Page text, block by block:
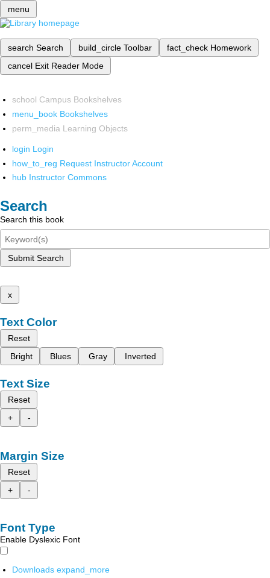
menu
search Search build_circle Toolbar fact_check Homework
cancel Exit Reader Mode
school Campus Bookshelves
menu_book Bookshelves
perm_media Learning Objects
login Login
how_to_reg Request Instructor Account
hub Instructor Commons
Search
Search this book
Submit Search
x
Text Color
Reset
Bright
Blues Gray Inverted
Text Size
Reset
+
-
Margin Size
Reset
+
-
Font Type
Enable Dyslexic Font
Downloads expand_more